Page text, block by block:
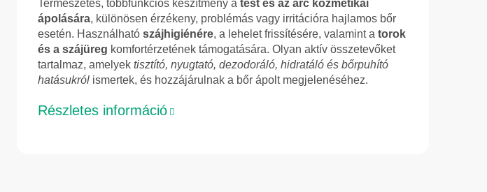
Természetes, többfunkciós készítmény a test és az arc kozmetikai
ápolására, különösen érzékeny, problémás vagy irritációra hajlamos bőr
esetén. Használható szájhigiénére, a lehelet frissítésére, valamint a torok
és a szájüreg komfortérzetének támogatására. Olyan aktív összetevőket
tartalmaz, amelyek tisztító, nyugtató, dezodoráló, hidratáló és bőrpuhító
hatásukról ismertek, és hozzájárulnak a bőr ápolt megjelenéséhez.
Részletes információ